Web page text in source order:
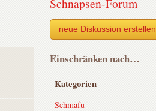
Schnapsen-Forum
neue Diskussion erstellen
Einschränken nach…
Kategorien
Schmafu